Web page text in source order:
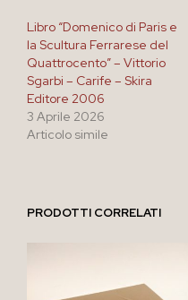
Libro “Domenico di Paris e
la Scultura Ferrarese del
Quattrocento” – Vittorio
Sgarbi – Carife – Skira
Editore 2006
3 Aprile 2026
Articolo simile
PRODOTTI CORRELATI